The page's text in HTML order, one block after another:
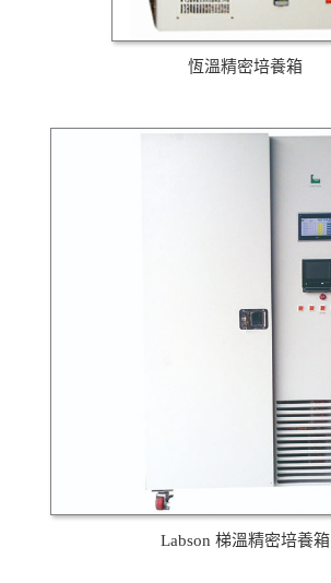
恆溫精密培養箱
Labson 梯溫精密培養箱